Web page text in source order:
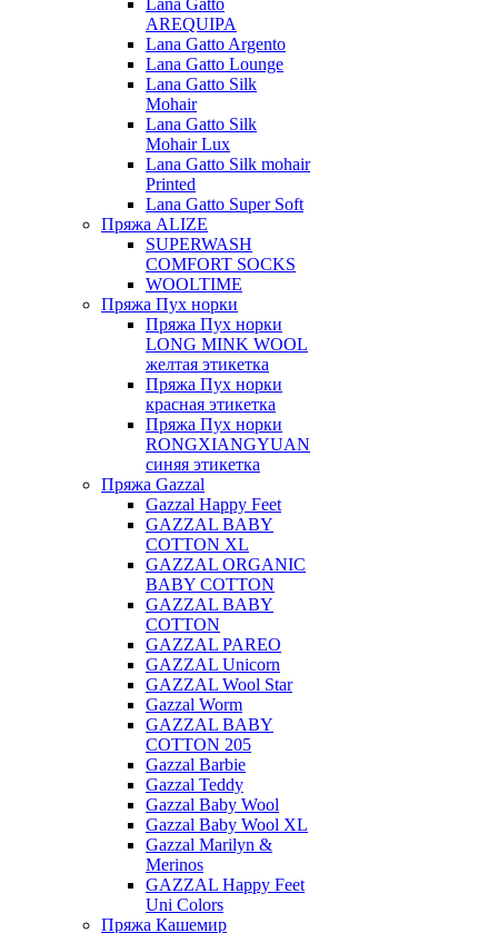
Lana Gatto
AREQUIPA
Lana Gatto Argento
Lana Gatto Lounge
Lana Gatto Silk
Mohair
Lana Gatto Silk
Mohair Lux
Lana Gatto Silk mohair
Printed
Lana Gatto Super Soft
Пряжа ALIZE
SUPERWASH
COMFORT SOCKS
WOOLTIME
Пряжа Пух норки
Пряжа Пух норки
LONG MINK WOOL
желтая этикетка
Пряжа Пух норки
красная этикетка
Пряжа Пух норки
RONGXIANGYUAN
синяя этикетка
Пряжа Gazzal
Gazzal Happy Feet
GAZZAL BABY
COTTON XL
GAZZAL ORGANIC
BABY COTTON
GAZZAL BABY
COTTON
GAZZAL PAREO
GAZZAL Unicorn
GAZZAL Wool Star
Gazzal Worm
GAZZAL BABY
COTTON 205
Gazzal Barbie
Gazzal Teddy
Gazzal Baby Wool
Gazzal Baby Wool XL
Gazzal Marilyn &
Merinos
GAZZAL Happy Feet
Uni Colors
Пряжа Кашемир